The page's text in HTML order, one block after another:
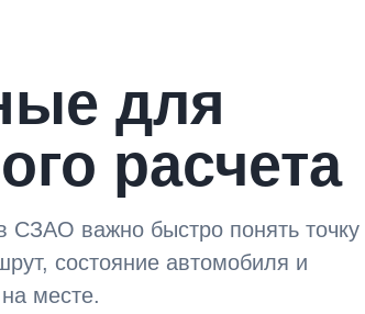
для
расчета
СЗАО важно быстро понять точку
состояние автомобиля и
месте.